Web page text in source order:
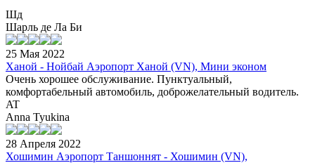
Шд
Шарль де Ла Би
25 Мая 2022
Ханой - Нойбай Аэропорт Ханой (VN), Мини эконом
Очень хорошее обслуживание. Пунктуальный,
комфортабельный автомобиль, доброжелательный водитель.
AT
Anna Tyukina
28 Апреля 2022
Хошимин Аэропорт Таншоннят - Хошимин (VN),